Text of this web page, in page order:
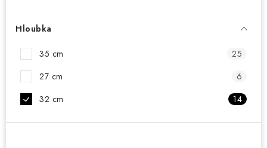
Hloubka
35 cm
25
27 cm
6
32 cm
14